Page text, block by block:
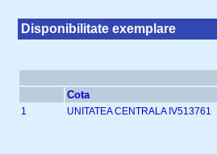
Disponibilitate exemplare
Cota
1 UNITATEA CENTRALA IV513761